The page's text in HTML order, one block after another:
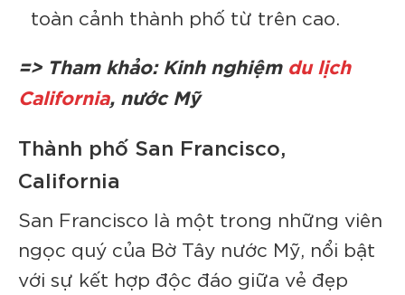
toàn cảnh thành phố từ trên cao.
=> Tham khảo: Kinh nghiệm du lịch
California, nước Mỹ
Thành phố San Francisco,
California
San Francisco là một trong những viên
ngọc quý của Bờ Tây nước Mỹ, nổi bật
với sự kết hợp độc đáo giữa vẻ đẹp